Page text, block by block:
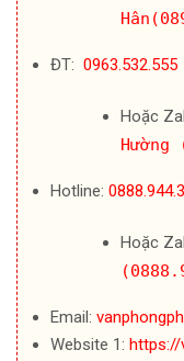
ĐT: 0963.532.555
Hoặc
Hường
Hotline:
Hoặc
Email:
Website 1: https://